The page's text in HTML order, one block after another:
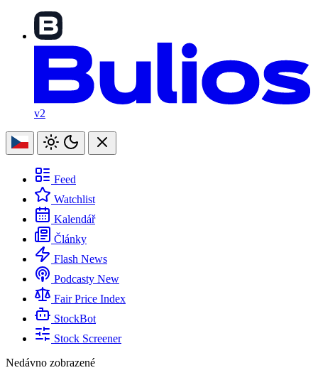
v2
Feed
Watchlist
Kalendář
Články
Flash News
Podcasty New
Fair Price Index
StockBot
Stock Screener
Nedávno zobrazené